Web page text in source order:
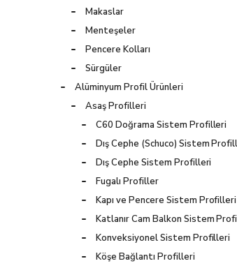
Makaslar
Menteşeler
Pencere Kolları
Sürgüler
Alüminyum Profil Ürünleri
Asaş Profilleri
C60 Doğrama Sistem Profilleri
Dış Cephe (Schuco) Sistem
Dış Cephe Sistem Profilleri
Fugalı Profiller
Kapı ve Pencere Sistem Profilleri
Katlanır Cam Balkon Sistem
Konveksiyonel Sistem Profilleri
Köşe Bağlantı Profilleri